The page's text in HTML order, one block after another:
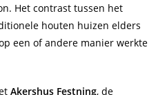
Het contrast tussen het
houten huizen elders
een of andere manier werkte
Akershus Festning, de